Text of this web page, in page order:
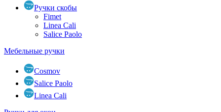
Ручки скобы
Fimet
Linea Cali
Salice Paolo
Мебельные ручки
Cosmov
Salice Paolo
Linea Cali